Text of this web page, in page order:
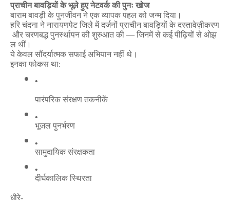
प्राचीन बावड़ियों के भूले हुए नेटवर्क की पुनः खोज
बाराम बावड़ी के पुनर्जीवन ने एक व्यापक पहल को जन्म दिया।
हरि चंदना ने नारायणपेट जिले में दर्जनों प्राचीन बावड़ियों के दस्तावेज़ीकरण
और चरणबद्ध पुनर्स्थापन की शुरुआत की — जिनमें से कई पीढ़ियों से ओझ
ल थीं।
ये केवल सौंदर्यात्मक सफाई अभियान नहीं थे।
इनका फोकस था:
पारंपरिक संरक्षण तकनीकें
भूजल पुनर्भरण
सामुदायिक संरक्षकता
दीर्घकालिक स्थिरता
धीरे-